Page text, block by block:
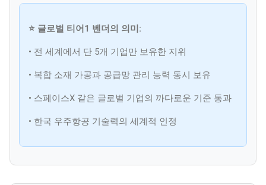
⭐ 글로벌 티어1 벤더의 의미:
• 전 세계에서 단 5개 기업만 보유한 지위
• 복합 소재 가공과 공급망 관리 능력 동시 보유
• 스페이스X 같은 글로벌 기업의 까다로운 기준 통과
• 한국 우주항공 기술력의 세계적 인정